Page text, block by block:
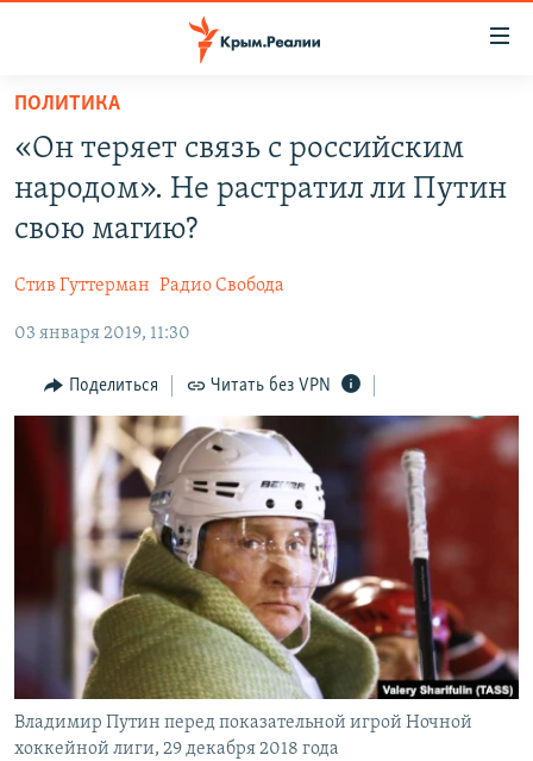
Вернуться
основному
содержанию
Вернутся
главной
навигации
Вернутся
поиску
СПЕЦПРОЕКТЫ
11 ЛЕТ ОККУПАЦИИ КРЫМА. 11 ИСТОРИЙ СОПРОТИВЛЕНИЯ
ВОДА
ЕЩЕ
ИНТЕРАКТИВ
ИНФОГРАФИКА
ТЕЛЕПРОЕКТ КРЫМ.РЕАЛИИ
СОВЕТЫ ПРАВОЗАЩИТНИКОВ
ПРОПАВШИЕ БЕЗ ВЕСТИ
ПОБЕДИТЕЛЕЙ НЕ СУДЯТ?
КРЫМ.НЕПОКОРЕННЫЙ
ELIFBE
УКРАИНСКАЯ ПРОБЛЕМА КРЫМА
РАДІО СВОБОДА
КАК ОБОЙТИ БЛОКИРОВКУ
Українською
Qırımtatar
ПРИСОЕДИНЯЙТЕСЬ!
Все сайты RFE/RL
ПОЛИТИКА
«Он теряет связь с российским
народом». Не растратил ли Путин
свою магию?
Стив Гуттерман Радио Свобода
03 января 2019, 11:30
Поделиться Читать без VPN
Владимир Путин перед показательной игрой Ночной
хоккейной лиги, 29 декабря 2018 года